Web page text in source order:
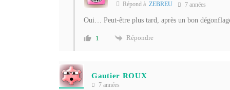
Répond à ZEBREU 7 années
Oui… Peut-être plus tard, après un bon
1 Répondre
Gautier ROUX
7 années